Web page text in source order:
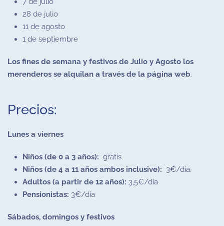
28 de julio
11 de agosto
1 de septiembre
Los fines de semana y festivos de Julio y Agosto los
merenderos se alquilan a través de la página web.
Precios:
Lunes a viernes
Niños (de 0 a 3 años): gratis
Niños (de 4 a 11 años ambos inclusive): 3€/día.
Adultos (a partir de 12 años): 3,5€/día
Pensionistas: 3€/día
Sábados, domingos y festivos